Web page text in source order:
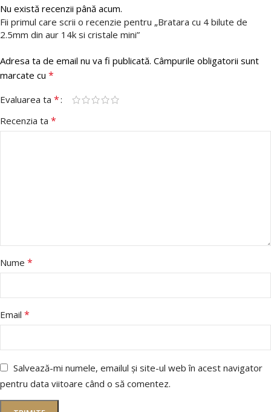
Nu există recenzii până acum.
Fii primul care scrii o recenzie pentru „Bratara cu 4 bilute de
2.5mm din aur 14k si cristale mini”
Adresa ta de email nu va fi publicată. Câmpurile obligatorii sunt
marcate cu *
Evaluarea ta *
Recenzia ta *
Nume *
Email *
Salvează-mi numele, emailul și site-ul web în acest navigator
pentru data viitoare când o să comentez.